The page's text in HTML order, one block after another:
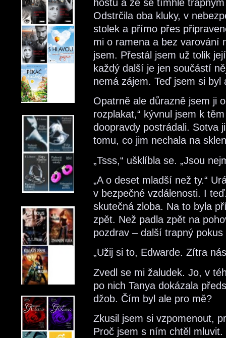
hostů a že se tímhle
Odstrčila oba kluky, v
stolek a přímo přes
mi o ramena a bez varování
jsem. Přestál jsem už tolik
každý další je jen součástí
nemá zájem. Teď jsem si
Opatrně ale důrazně jsem ji
rozplakat,“ kývnul jsem k
doopravdy postrádali. Sotva
tomu, co jim nechala na
„Tsss,“ ušklíbla se. „Jsou
„A o deset mladší než ty.“
v bezpečné vzdálenosti. I
skutečná zloba. Na to byla
zpět. Než padla zpět na
pozdrav – další trapný
„Užij si to, Edwarde. Zítra
Zvedl se mi žaludek. Jo, v
po nich Tanya dokázala
džob. Čím byl ale pro mě?
Zkusil jsem si vzpomenout,
Proč jsem s ním chtěl